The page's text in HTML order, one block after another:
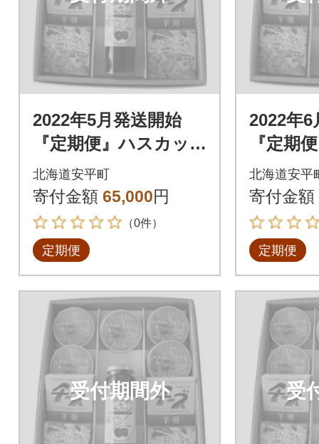
2022年5月発送開始
『定期便』ハスカッ
プゼリー&ソース・よ
うかんギフトセット
全6回
北海道安平町
寄付金額 65,000円
（0件）
定期便
2022年6
『定期
プゼリ
うかん
全6回
北海道安平
寄付金額
定期便
受付期間外 受